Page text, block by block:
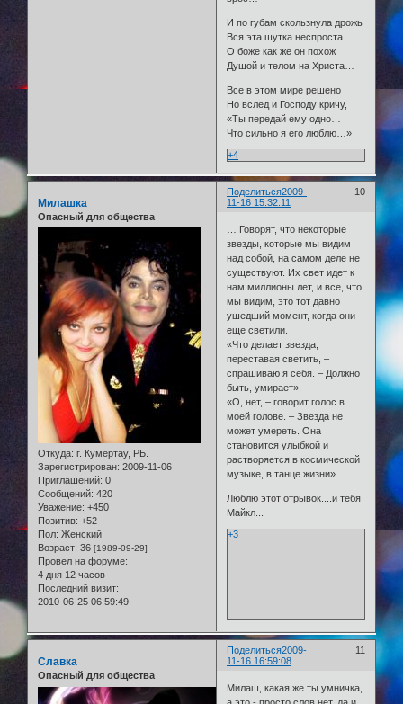
И по губам скользнула дрожь
Вся эта шутка неспроста
О боже как же он похож
Душой и телом на Христа…
Все в этом мире решено
Но вслед и Господу кричу,
«Ты передай ему одно…
Что сильно я его люблю…»
+4
Поделиться 10
2009-
11-16 15:32:11
Милашка
Опасный для общества
Откуда: г. Кумертау, РБ.
Зарегистрирован: 2009-11-06
Приглашений: 0
Сообщений: 420
Уважение: +450
Позитив: +52
Пол: Женский
Возраст: 36 [1989-09-29]
Провел на форуме:
4 дня 12 часов
Последний визит:
2010-06-25 06:59:49
… Говорят, что некоторые
звезды, которые мы видим
над собой, на самом деле не
существуют. Их свет идет к
нам миллионы лет, и все, что
мы видим, это тот давно
ушедший момент, когда они
еще светили.
«Что делает звезда,
переставая светить, –
спрашиваю я себя. – Должно
быть, умирает».
«О, нет, – говорит голос в
моей голове. – Звезда не
может умереть. Она
становится улыбкой и
растворяется в космической
музыке, в танце жизни»…
Люблю этот отрывок....и тебя
Майкл...
+3
Поделиться 11
2009-
11-16 16:59:08
Славка
Опасный для общества
Милаш, какая же ты умничка,